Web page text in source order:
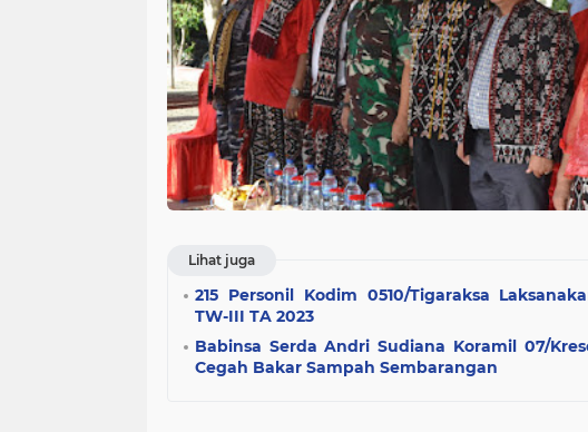
Lihat juga
215 Personil Kodim 0510/Tigaraksa
TW-III TA 2023
Babinsa Serda Andri Sudiana Koramil 07/
Cegah Bakar Sampah Sembarangan